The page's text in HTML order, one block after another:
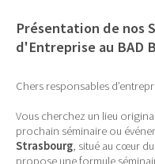
Présentation de nos
d'Entreprise au BAD
Chers responsables
Vous cherchez un lieu
prochain séminaire ou
Strasbourg, situé au cœur
propose une formule